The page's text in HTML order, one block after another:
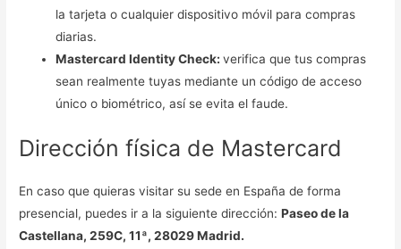
la tarjeta o cualquier dispositivo móvil para compras
diarias.
Mastercard Identity Check:verifica que tus compras
sean realmente tuyas mediante un código de acceso
único o biométrico, así se evita el faude.
Dirección física de Mastercard
En caso que quieras visitar su sede en España de forma
presencial, puedes ir a la siguiente dirección:Paseo de la
Castellana, 259C, 11ª, 28029 Madrid.